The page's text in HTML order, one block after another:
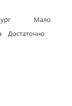
Мало
Достаточно